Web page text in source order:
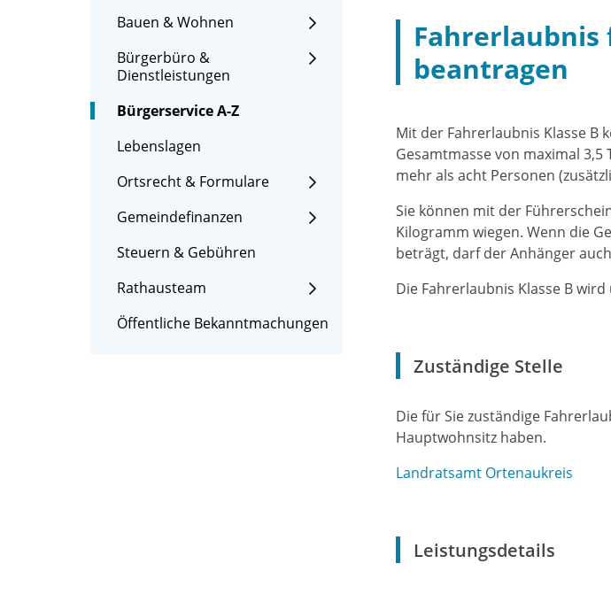
Bauen & Wohnen
Bürgerbüro &
Dienstleistungen
Bürgerservice A-Z
Lebenslagen
Ortsrecht & Formulare
Gemeindefinanzen
Steuern & Gebühren
Rathausteam
Öffentliche Bekanntmachungen
Fahrerlaubnis
beantragen
Mit der Fahrerlaubnis Klasse B
Gesamtmasse von maximal
mehr als acht Personen
Sie können mit der
Kilogramm wiegen. Wenn die
beträgt, darf der Anhänger
Die Fahrerlaubnis Klasse B
Zuständige Stelle
Die für Sie zuständige
Hauptwohnsitz haben.
Landratsamt Ortenaukreis
Leistungsdetails